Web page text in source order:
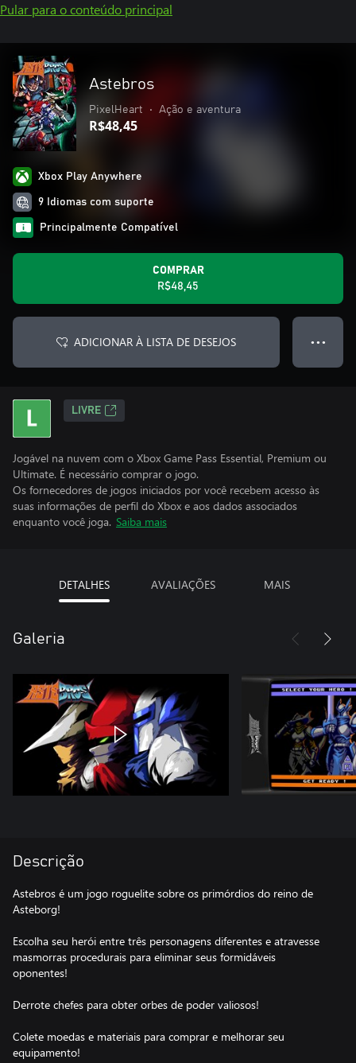
Pular para o conteúdo principal
Astebros
PixelHeart • Ação e aventura
R$48,45
Xbox Play Anywhere
9 Idiomas com suporte
Principalmente Compatível
COMPRAR
R$48,45
ADICIONAR À LISTA DE DESEJOS ● ● ●
LIVRE
Jogável na nuvem com o Xbox Game Pass Essential, Premium ou
Ultimate. É necessário comprar o jogo.
Os fornecedores de jogos iniciados por você recebem acesso às
suas informações de perfil do Xbox e aos dados associados
enquanto você joga. Saiba mais
DETALHES AVALIAÇÕES MAIS
Galeria
Descrição
Astebros é um jogo roguelite sobre os primórdios do reino de
Asteborg!
Escolha seu herói entre três personagens diferentes e atravesse
masmorras procedurais para eliminar seus formidáveis
oponentes!
Derrote chefes para obter orbes de poder valiosos!
Colete moedas e materiais para comprar e melhorar seu
equipamento!